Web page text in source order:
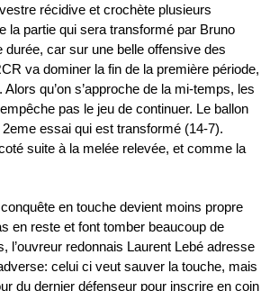
récidive et crochète plusieurs
la partie qui sera transformé par Bruno
car sur une belle offensive des
va dominer la fin de la première période,
qu’on s’approche de la mi-temps, les
pas le jeu de continuer. Le ballon
essai qui est transformé (14-7).
suite à la melée relevée, et comme la
en touche devient moins propre
en reste et font tomber beaucoup de
l’ouvreur redonnais Laurent Lebé adresse
celui ci veut sauver la touche, mais
du dernier défenseur pour inscrire en coin